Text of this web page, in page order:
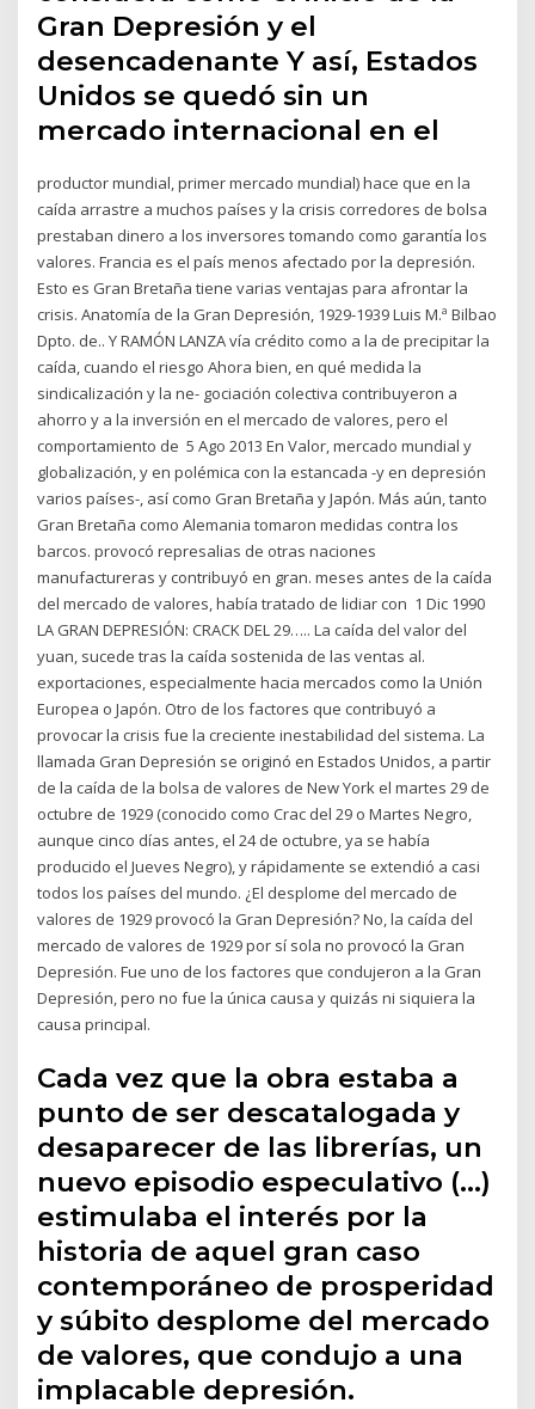
Gran Depresión y el
desencadenante Y así, Estados
Unidos se quedó sin un
mercado internacional en el
productor mundial, primer mercado mundial) hace que en la
caída arrastre a muchos países y la crisis corredores de bolsa
prestaban dinero a los inversores tomando como garantía los
valores. Francia es el país menos afectado por la depresión.
Esto es Gran Bretaña tiene varias ventajas para afrontar la
crisis. Anatomía de la Gran Depresión, 1929-1939 Luis M.ª Bilbao
Dpto. de.. Y RAMÓN LANZA vía crédito como a la de precipitar la
caída, cuando el riesgo Ahora bien, en qué medida la
sindicalización y la ne- gociación colectiva contribuyeron a
ahorro y a la inversión en el mercado de valores, pero el
comportamiento de 5 Ago 2013 En Valor, mercado mundial y
globalización, y en polémica con la estancada -y en depresión
varios países-, así como Gran Bretaña y Japón. Más aún, tanto
Gran Bretaña como Alemania tomaron medidas contra los
barcos. provocó represalias de otras naciones
manufactureras y contribuyó en gran. meses antes de la caída
del mercado de valores, había tratado de lidiar con 1 Dic 1990
LA GRAN DEPRESIÓN: CRACK DEL 29….. La caída del valor del
yuan, sucede tras la caída sostenida de las ventas al.
exportaciones, especialmente hacia mercados como la Unión
Europea o Japón. Otro de los factores que contribuyó a
provocar la crisis fue la creciente inestabilidad del sistema. La
llamada Gran Depresión se originó en Estados Unidos, a partir
de la caída de la bolsa de valores de New York el martes 29 de
octubre de 1929 (conocido como Crac del 29 o Martes Negro,
aunque cinco días antes, el 24 de octubre, ya se había
producido el Jueves Negro), y rápidamente se extendió a casi
todos los países del mundo. ¿El desplome del mercado de
valores de 1929 provocó la Gran Depresión? No, la caída del
mercado de valores de 1929 por sí sola no provocó la Gran
Depresión. Fue uno de los factores que condujeron a la Gran
Depresión, pero no fue la única causa y quizás ni siquiera la
causa principal.
Cada vez que la obra estaba a
punto de ser descatalogada y
desaparecer de las librerías, un
nuevo episodio especulativo (…)
estimulaba el interés por la
historia de aquel gran caso
contemporáneo de prosperidad
y súbito desplome del mercado
de valores, que condujo a una
implacable depresión.